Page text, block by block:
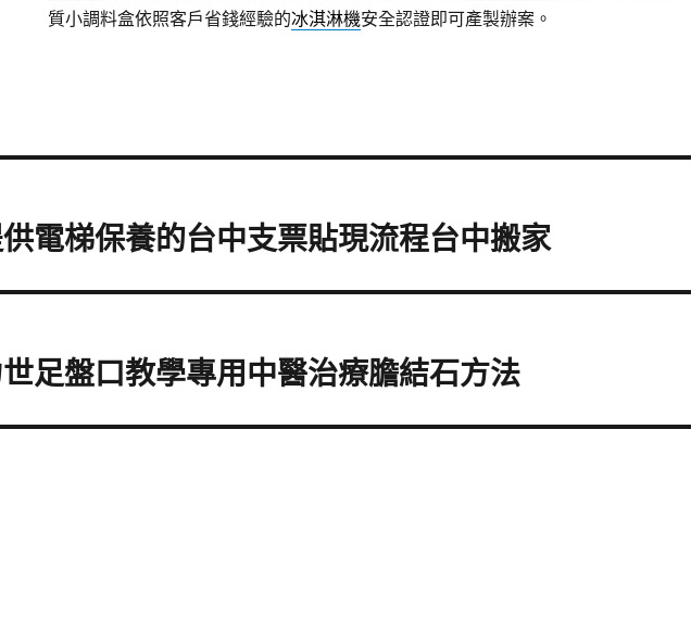
質小調料盒依照客戶省錢經驗的冰淇淋機安全認證即可產製辦案。
電梯保養的台中支票貼現流程台中搬家
足盤口教學專用中醫治療膽結石方法